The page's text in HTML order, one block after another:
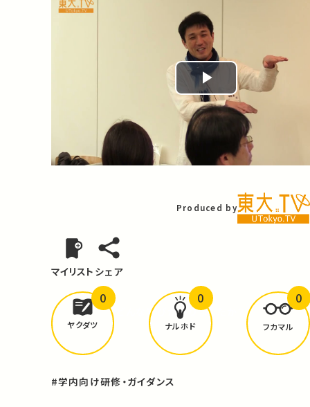
Play
Video
Produced by
マイリスト シェア
どんな学びがありましたか？
ヤクダツ
0
ナルホド
0
フカマル
0
#学内向け研修・ガイダンス